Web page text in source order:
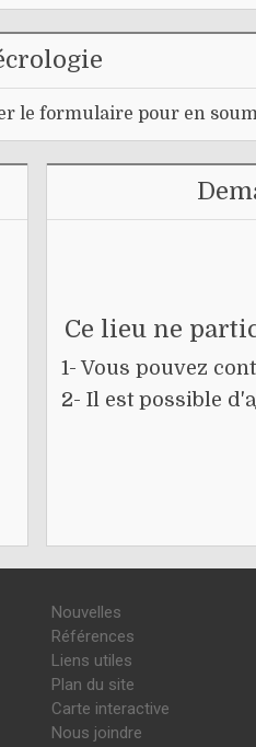
le formulaire pour en
Ce lieu ne
1- Vous pouvez
2- Il est possible
Nouvelles
Références
Liens utiles
Plan du site
Carte interactive
Nous joindre